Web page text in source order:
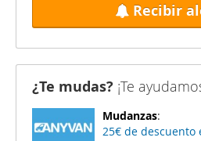
Recibir
¿Te mudas? ¡Te
Mudanzas:
25€ de descuento